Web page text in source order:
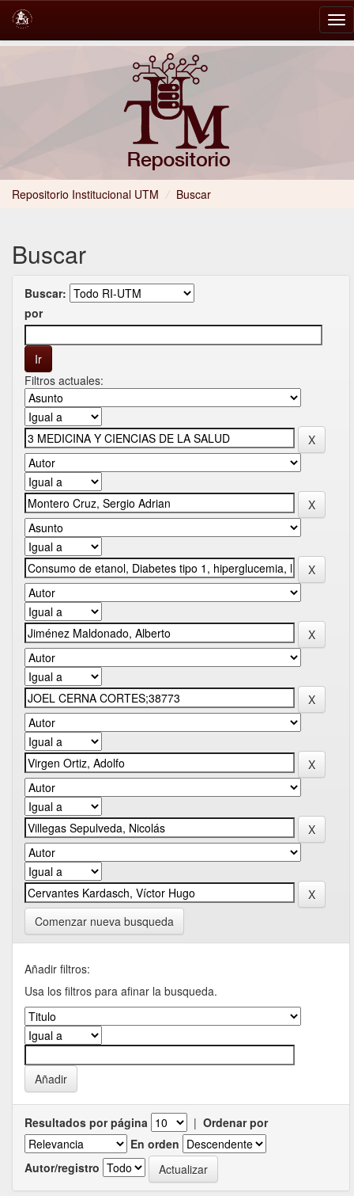
Repositorio Institucional UTM / Buscar
Buscar
Buscar:
por
Filtros actuales:
Comenzar nueva busqueda
Añadir filtros:
Usa los filtros para afinar la busqueda.
Resultados por página | Ordenar por
En orden
Autor/registro